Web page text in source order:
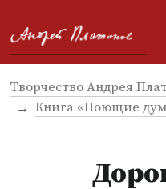
Творчество Андрея
Книга «Поющие